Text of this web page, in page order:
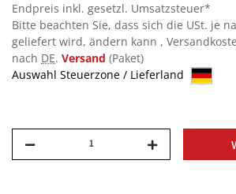
Endpreis inkl. gesetzl. Umsatzsteuer*
Bitte beachten Sie, dass sich die USt. je
geliefert wird, ändern kann ,
nach DE. Versand (Paket)
Auswahl Steuerzone / Lieferland